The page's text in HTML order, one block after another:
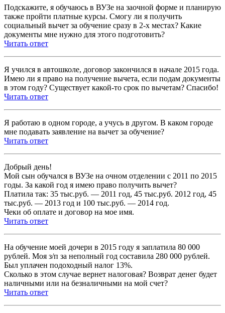
Подскажите, я обучаюсь в ВУЗе на заочной форме и планирую
также пройти платные курсы. Смогу ли я получить
социальный вычет за обучение сразу в 2-х местах? Какие
документы мне нужно для этого подготовить?
Читать ответ
Я учился в автошколе, договор закончился в начале 2015 года.
Имею ли я право на получение вычета, если подам документы
в этом году? Существует какой-то срок по вычетам? Спасибо!
Читать ответ
Я работаю в одном городе, а учусь в другом. В каком городе
мне подавать заявление на вычет за обучение?
Читать ответ
Добрый день!
Мой сын обучался в ВУЗе на очном отделении с 2011 по 2015
годы. За какой год я имею право получить вычет?
Платила так: 35 тыс.руб. — 2011 год, 45 тыс.руб. 2012 год, 45
тыс.руб. — 2013 год и 100 тыс.руб. — 2014 год.
Чеки об оплате и договор на мое имя.
Читать ответ
На обучение моей дочери в 2015 году я заплатила 80 000
рублей. Моя з/п за неполный год составила 280 000 рублей.
Был уплачен подоходный налог 13%.
Сколько в этом случае вернет налоговая? Возврат денег будет
наличными или на безналичными на мой счет?
Читать ответ